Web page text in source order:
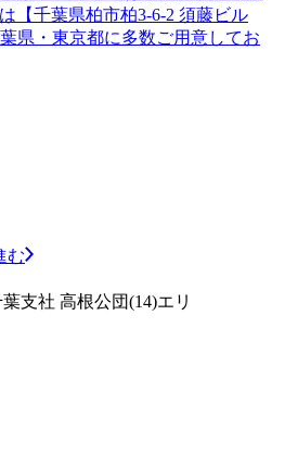
【千葉県柏市柏3-6-2 須藤ビル
県・東京都に多数ご用意してお
む
支社 高根公団(14)エリ